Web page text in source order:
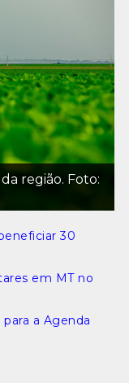
região. Foto:
30
em MT no
a Agenda